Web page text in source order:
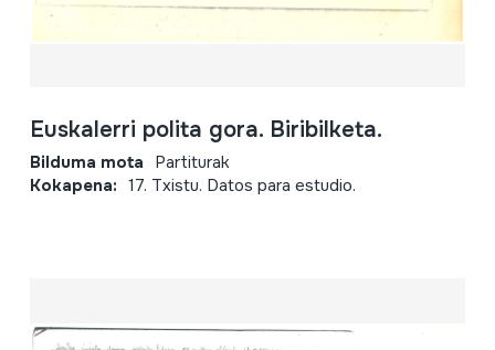
Euskalerri polita gora. Biribilketa.
Bilduma mota Partiturak
Kokapena: 17. Txistu. Datos para estudio.